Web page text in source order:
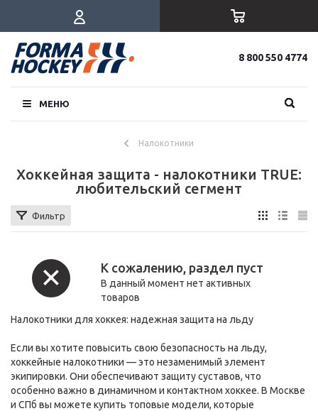
8 800 550 4774
МЕНЮ
Налокотники
Хоккейная защита - налокотники TRUE:
любительский сегмент
Фильтр
К сожалению, раздел пуст
В данный момент нет активных
товаров
Налокотники для хоккея: надежная защита на льду
Если вы хотите повысить свою безопасность на льду,
хоккейные налокотники — это незаменимый элемент
экипировки. Они обеспечивают защиту суставов, что
особенно важно в динамичном и контактном хоккее. В Москве
и СПб вы можете купить топовые модели, которые